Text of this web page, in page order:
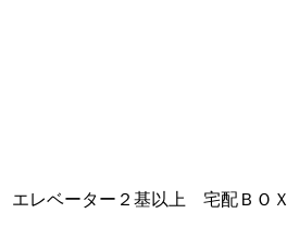
レベーター２基以上 宅配ＢＯＸ